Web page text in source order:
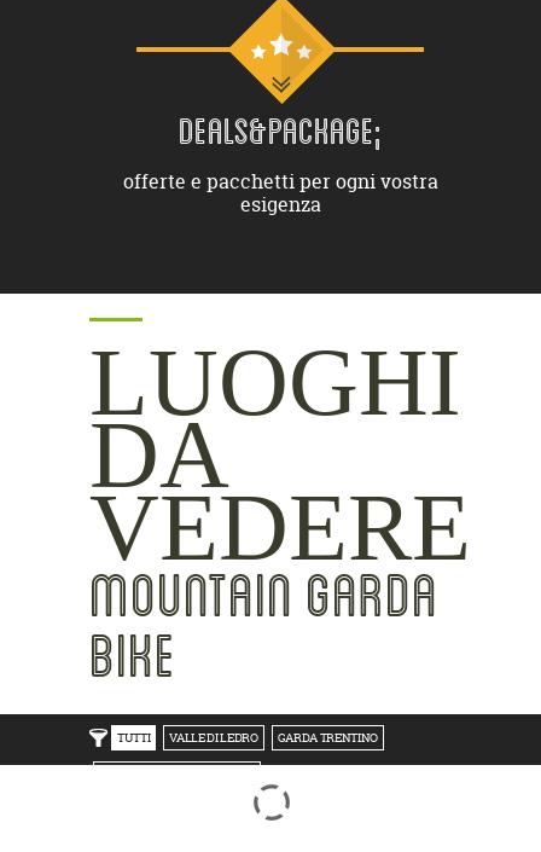
DEALS&PACKAGE;
offerte e pacchetti per ogni vostra
esigenza
LUOGHI
DA
VEDERE
MOUNTAIN GARDA
BIKE
TUTTI VALLE DI LEDRO GARDA TRENTINO
ROVERETO M.BALDO V/GRESTA